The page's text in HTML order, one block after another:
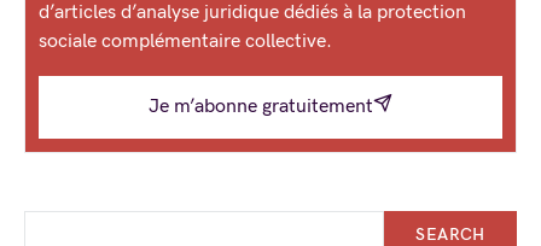
d’articles d’analyse juridique dédiés à la protection
sociale complémentaire collective.
Je m’abonne gratuitement
SEARCH